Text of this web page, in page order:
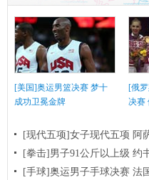
[美国]奥运男篮决赛 梦十
成功卫冕金牌
[俄
决赛
[现代五项]女子现代五项 阿
[拳击]男子91公斤以上级 约
[手球]奥运男子手球决赛 法